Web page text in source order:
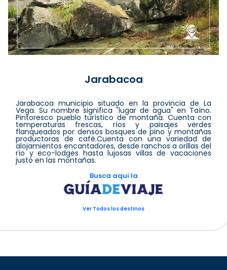
Jarabacoa
Jarabacoa municipio situado en la provincia de La
Vega. Su nombre significa "lugar de agua" en Taíno.
Pintoresco pueblo turístico de montaña. Cuenta con
temperaturas frescas, ríos y paisajes verdes
flanqueados por densos bosques de pino y montañas
productoras de café.Cuenta con una variedad de
alojamientos encantadores, desde ranchos a orillas del
río y eco-lodges hasta lujosas villas de vacaciones
justo en las montañas.
Busca aqui la
Ver Todos los destinos